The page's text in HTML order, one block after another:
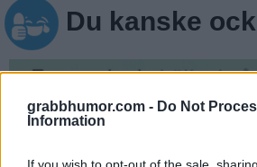
grabbhumor.com - Do Not
Information
Du kanske